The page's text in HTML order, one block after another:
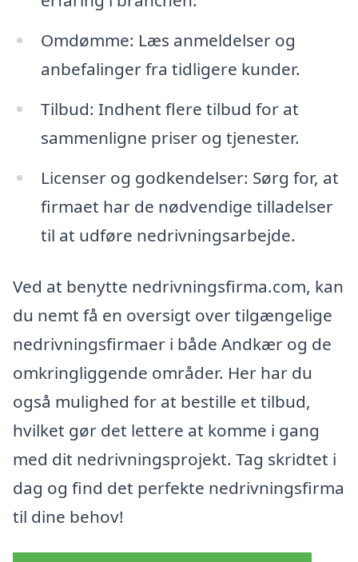
Omdømme: Læs anmeldelser og
anbefalinger fra tidligere kunder.
Tilbud: Indhent flere tilbud for at
sammenligne priser og tjenester.
Licenser og godkendelser: Sørg for, at
firmaet har de nødvendige tilladelser
til at udføre nedrivningsarbejde.
Ved at benytte nedrivningsfirma.com, kan
du nemt få en oversigt over tilgængelige
nedrivningsfirmaer i både Andkær og de
omkringliggende områder. Her har du
også mulighed for at bestille et tilbud,
hvilket gør det lettere at komme i gang
med dit nedrivningsprojekt. Tag skridtet i
dag og find det perfekte nedrivningsfirma
til dine behov!